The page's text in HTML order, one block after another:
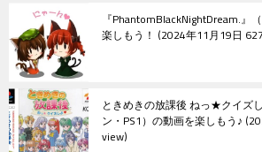
『PhantomBlackNightDream.』
楽しもう！ 2024年11月19日
ときめきの放課後 ねっ★クイズ
ン・PS1）の動画を楽しもう♪
view